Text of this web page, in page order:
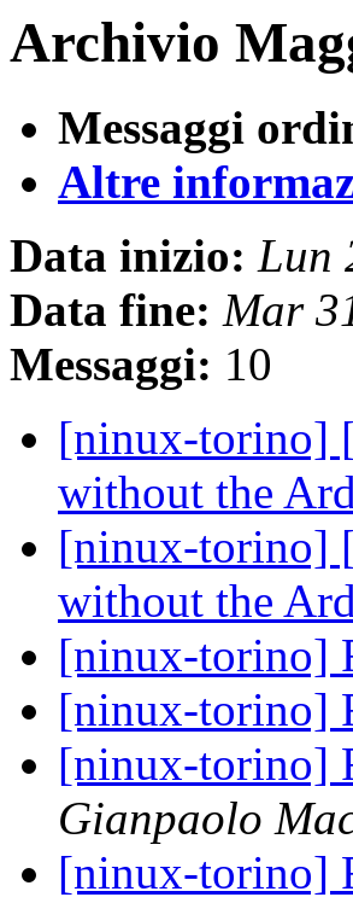
Archivio
Messaggi
Altre
Data inizio: Lun
Data fine: Mar
Messaggi: 10
[ninux-torino]
without the
[ninux-torino]
without the
[ninux-torino]
[ninux-torino]
[ninux-torino]
Gianpaolo
[ninux-torino]